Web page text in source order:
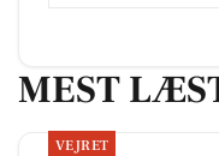
MEST
VEJRET